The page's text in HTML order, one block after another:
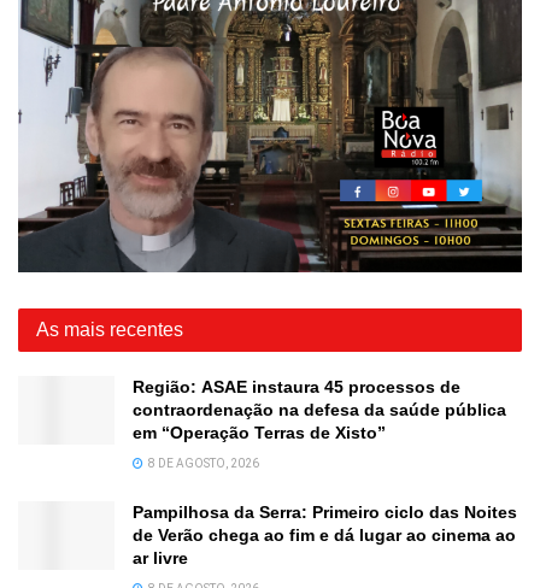
As mais recentes
Região: ASAE instaura 45 processos de
contraordenação na defesa da saúde pública
em “Operação Terras de Xisto”
8 DE AGOSTO, 2026
Pampilhosa da Serra: Primeiro ciclo das Noites
de Verão chega ao fim e dá lugar ao cinema ao
ar livre